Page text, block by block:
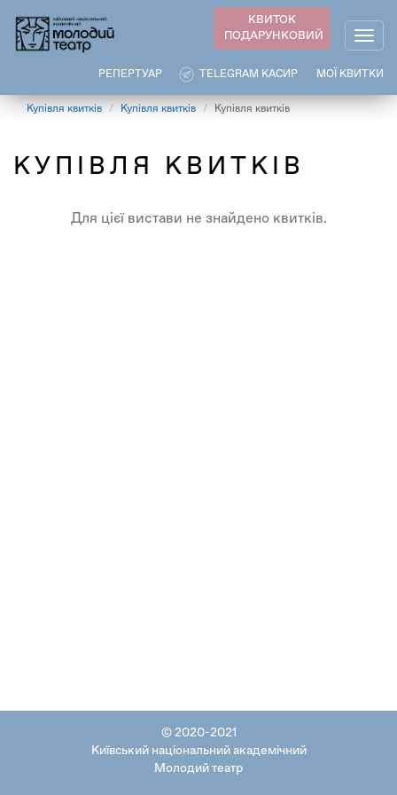
основного
КВИТОК
ПОДАРУНКОВИЙ
МОЇ КВИТКИ
TELEGRAM КАСИР
РЕПЕРТУАР
Купівля квитків Купівля квитків Купівля квитків
КУПІВЛЯ КВИТКІВ
Для цієї вистави не знайдено квитків.
© 2020-2021
Київський національний академічний
Молодий театр